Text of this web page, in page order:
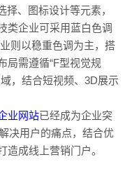
、图标设计等元素，
类企业可采用蓝白色调
则以稳重色调为主，搭
局需遵循“F型视觉规
，结合短视频、3D展示
业网站已经成为企业突
决用户的痛点，结合优
造成线上营销门户。